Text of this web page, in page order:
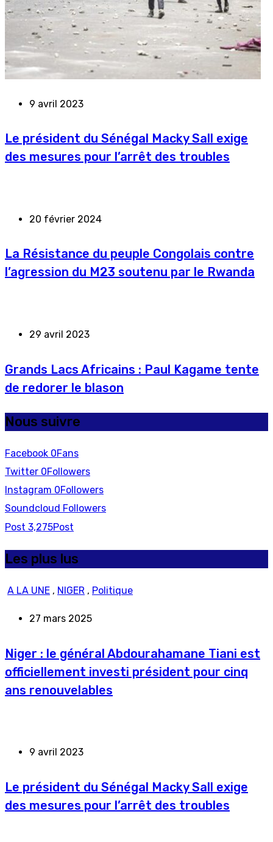
9 avril 2023
Le président du Sénégal Macky Sall exige
des mesures pour l’arrêt des troubles
20 février 2024
La Résistance du peuple Congolais contre
l’agression du M23 soutenu par le Rwanda
29 avril 2023
Grands Lacs Africains : Paul Kagame tente
de redorer le blason
Nous suivre
Facebook 0Fans
Twitter 0Followers
Instagram 0Followers
Soundcloud Followers
Post 3,275Post
Les plus lus
A LA UNE , NIGER , Politique
27 mars 2025
Niger : le général Abdourahamane Tiani est
officiellement investi président pour cinq
ans renouvelables
9 avril 2023
Le président du Sénégal Macky Sall exige
des mesures pour l’arrêt des troubles